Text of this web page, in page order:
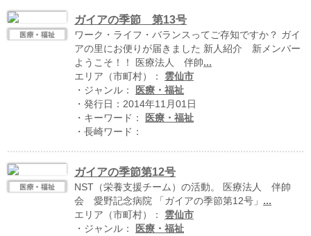
ガイアの季節 第13号
ワーク・ライフ・バランスってご存知ですか？ ガイ
アの里にお便りが届きました 新人紹介 新メンバー
ようこそ！！ 医療法人 伴帥...
エリア（市町村）： 雲仙市
・ジャンル：
医療・福祉
・発行日：2014年11月01日
・キーワード：
医療・福祉
・長崎ワード：
ガイアの季節第12号
NST（栄養支援チーム）の活動。 医療法人 伴帥
会 愛野記念病院 「ガイアの季節第12号」 ...
エリア（市町村）： 雲仙市
・ジャンル：
医療・福祉
ながよebooks
ごとうebooks
おおむらebooks
みなみしまばらebooks
はさみebooks
さいかいイーブックス
長崎MICE観光マップ